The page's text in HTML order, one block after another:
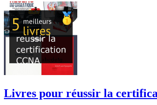
Livres pour réussir la